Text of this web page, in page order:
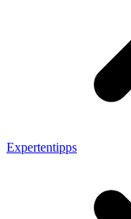
Expertentipps